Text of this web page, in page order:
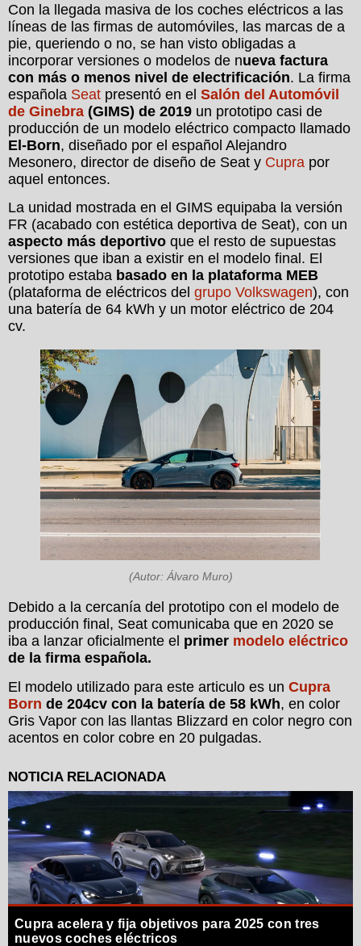
Con la llegada masiva de los coches eléctricos a las
líneas de las firmas de automóviles, las marcas de a
pie, queriendo o no, se han visto obligadas a
incorporar versiones o modelos de nueva factura
con más o menos nivel de electrificación. La firma
española Seat presentó en el Salón del Automóvil
de Ginebra (GIMS) de 2019 un prototipo casi de
producción de un modelo eléctrico compacto llamado
El-Born, diseñado por el español Alejandro
Mesonero, director de diseño de Seat y Cupra por
aquel entonces.
La unidad mostrada en el GIMS equipaba la versión
FR (acabado con estética deportiva de Seat), con un
aspecto más deportivo que el resto de supuestas
versiones que iban a existir en el modelo final. El
prototipo estaba basado en la plataforma MEB
(plataforma de eléctricos del grupo Volkswagen), con
una batería de 64 kWh y un motor eléctrico de 204
cv.
(Autor: Álvaro Muro)
Debido a la cercanía del prototipo con el modelo de
producción final, Seat comunicaba que en 2020 se
iba a lanzar oficialmente el primer modelo eléctrico
de la firma española.
El modelo utilizado para este articulo es un Cupra
Born de 204cv con la batería de 58 kWh, en color
Gris Vapor con las llantas Blizzard en color negro con
acentos en color cobre en 20 pulgadas.
Cupra acelera y fija objetivos para 2025 con tres
nuevos coches eléctricos